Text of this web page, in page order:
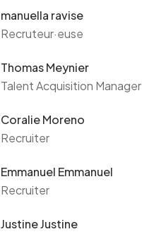
manuella ravise
Recruteur·euse
Thomas Meynier
Talent Acquisition Manager
Coralie Moreno
Recruiter
Emmanuel Emmanuel
Recruiter
Justine Justine